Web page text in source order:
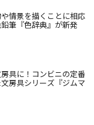
情景を描くことに相応
筆『色辞典』が新発
具に！コンビニの定番
房具シリーズ『ジムマ